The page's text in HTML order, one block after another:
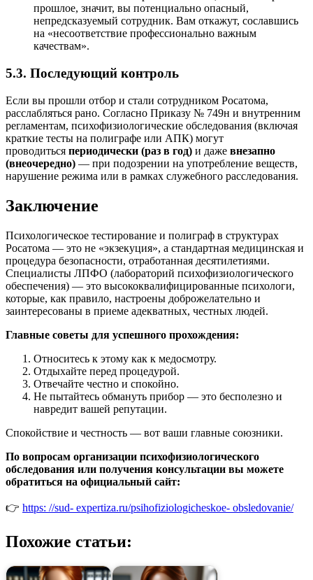
прошлое, значит, вы потенциально опасный,
непредсказуемый сотрудник. Вам откажут, сославшись
на «несоответствие профессионально важным
качествам».
5.3. Последующий контроль
Если вы прошли отбор и стали сотрудником Росатома,
расслабляться рано. Согласно Приказу № 749н и внутренним
регламентам, психофизиологические обследования (включая
краткие тесты на полиграфе или АПК) могут
проводиться периодически (раз в год) и даже внезапно
(внеочередно) — при подозрении на употребление веществ,
нарушение режима или в рамках служебного расследования.
Заключение
Психологическое тестирование и полиграф в структурах
Росатома — это не «экзекуция», а стандартная медицинская и
процедура безопасности, отработанная десятилетиями.
Специалисты ЛПФО (лабораторий психофизиологического
обеспечения) — это высококвалифицированные психологи,
которые, как правило, настроены доброжелательно и
заинтересованы в приеме адекватных, честных людей.
Главные советы для успешного прохождения:
Относитесь к этому как к медосмотру.
Отдыхайте перед процедурой.
Отвечайте честно и спокойно.
Не пытайтесь обмануть прибор — это бесполезно и
навредит вашей репутации.
Спокойствие и честность — вот ваши главные союзники.
По вопросам организации психофизиологического
обследования или получения консультации вы можете
обратиться на официальный сайт:
👉 https: //sud- expertiza.ru/psihofiziologicheskoe- obsledovanie/
Похожие статьи: